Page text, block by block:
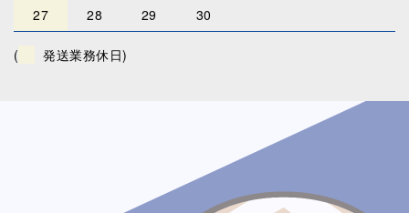
27
28 29 30
( 発送業務休日)